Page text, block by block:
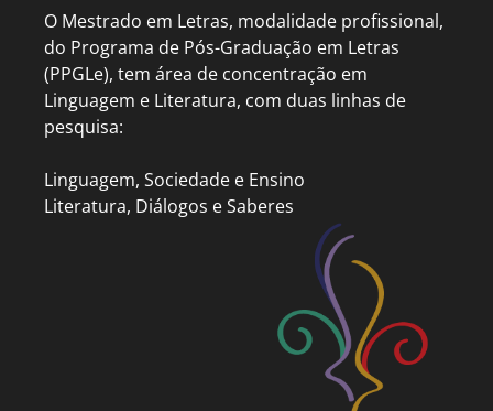
O Mestrado em Letras, modalidade profissional,
do Programa de Pós-Graduação em Letras
(PPGLe), tem área de concentração em
Linguagem e Literatura, com duas linhas de
pesquisa:
Linguagem, Sociedade e Ensino
Literatura, Diálogos e Saberes